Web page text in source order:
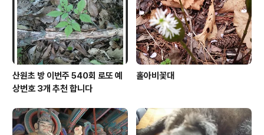
산원초 방 이번주 540회 로또 예
상번호 3개 추천 합니다
홀아비꽃대